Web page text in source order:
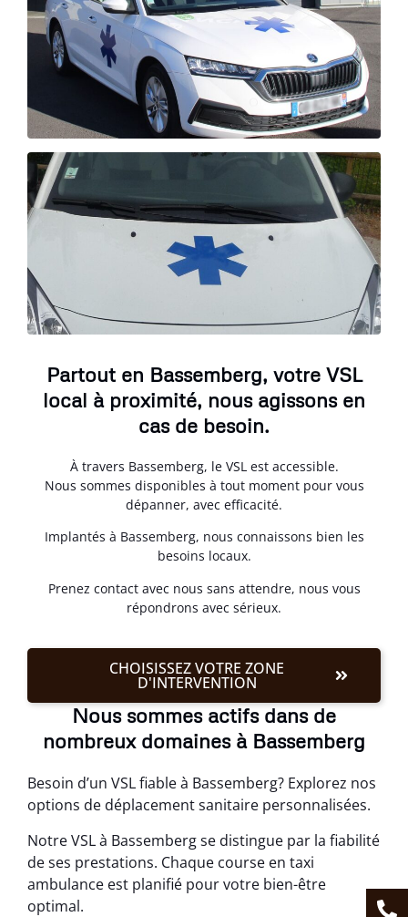
Partout en Bassemberg, votre VSL
local à proximité, nous agissons en
cas de besoin.
À travers Bassemberg, le VSL est accessible.
Nous sommes disponibles à tout moment pour vous
dépanner, avec efficacité.
Implantés à Bassemberg, nous connaissons bien les
besoins locaux.
Prenez contact avec nous sans attendre, nous vous
répondrons avec sérieux.
CHOISISSEZ VOTRE ZONE
D'INTERVENTION
Nous sommes actifs dans de
nombreux domaines à Bassemberg
Besoin d’un VSL fiable à Bassemberg? Explorez nos
options de déplacement sanitaire personnalisées.
Notre VSL à Bassemberg se distingue par la fiabilité
de ses prestations. Chaque course en taxi
ambulance est planifié pour votre bien-être
optimal.